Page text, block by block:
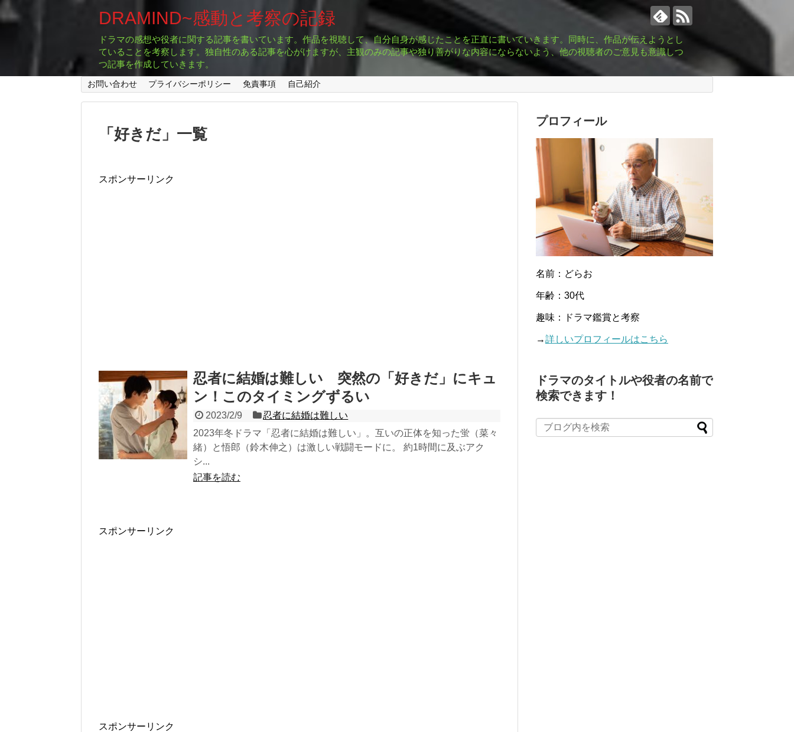
DRAMIND~感動と考察の記録
ドラマの感想や役者に関する記事を書いています。作品を視聴して、自分自身が感じたことを正直に書いていきます。同時に、作品が伝えようとし
ていることを考察します。独自性のある記事を心がけますが、主観のみの記事や独り善がりな内容にならないよう、他の視聴者のご意見も意識しつ
つ記事を作成していきます。
お問い合わせ プライバシーポリシー 免責事項 自己紹介
「 好きだ 」 一覧
スポンサーリンク
忍者に結婚は難しい 突然の「好きだ」にキュ
ン！このタイミングずるい
2023/2/9
忍者に結婚は難しい
2023年冬ドラマ「忍者に結婚は難しい」。互いの正体を知った蛍（菜々
緒）と悟郎（鈴木伸之）は激しい戦闘モードに。 約1時間に及ぶアク
シ...
記事を読む
スポンサーリンク
スポンサーリンク
プロフィール
名前：どらお
年齢：30代
趣味：ドラマ鑑賞と考察
→詳しいプロフィールはこちら
ドラマのタイトルや役者の名前で
検索できます！